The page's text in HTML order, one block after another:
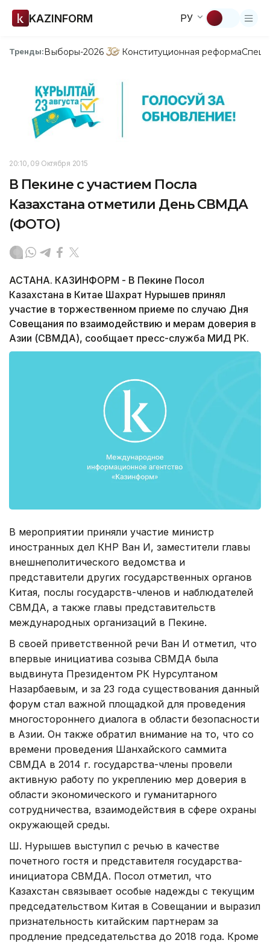
KAZINFORM РУ
Тренды:Выборы-2026 Конституционная реформа
20:10, 09 Октября 2015
В Пекине с участием Посла
Казахстана отметили День СВМДА
(ФОТО)
АСТАНА. КАЗИНФОРМ - В Пекине Посол
Казахстана в Китае Шахрат Нурышев принял
участие в торжественном приеме по случаю Дня
Совещания по взаимодействию и мерам доверия в
Азии (СВМДА), сообщает пресс-служба МИД РК.
В мероприятии приняли участие министр
иностранных дел КНР Ван И, заместители главы
внешнеполитического ведомства и
представители других государственных органов
Китая, послы государств-членов и наблюдателей
СВМДА, а также главы представительств
международных организаций в Пекине.
В своей приветственной речи Ван И отметил, что
впервые инициатива созыва СВМДА была
выдвинута Президентом РК Нурсултаном
Назарбаевым, и за 23 года существования данный
форум стал важной площадкой для проведения
многостороннего диалога в области безопасности
в Азии. Он также обратил внимание на то, что со
времени проведения Шанхайского саммита
СВМДА в 2014 г. государства-члены провели
активную работу по укреплению мер доверия в
области экономического и гуманитарного
сотрудничества, взаимодействия в сфере охраны
окружающей среды.
Ш. Нурышев выступил с речью в качестве
почетного гостя и представителя государства-
инициатора СВМДА. Посол отметил, что
Казахстан связывает особые надежды с текущим
председательством Китая в Совещании и выразил
признательность китайским партнерам за
продление председательства до 2018 года. Кроме